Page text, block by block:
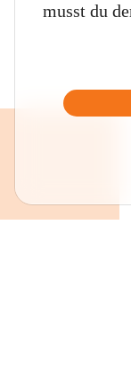
musst du